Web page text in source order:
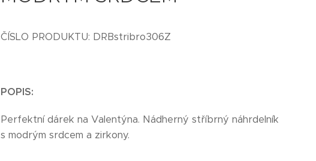
ČÍSLO PRODUKTU: DRBstribro306Z
POPIS:
Perfektní dárek na Valentýna. Nádherný stříbrný náhrdelník
s modrým srdcem a zirkony.